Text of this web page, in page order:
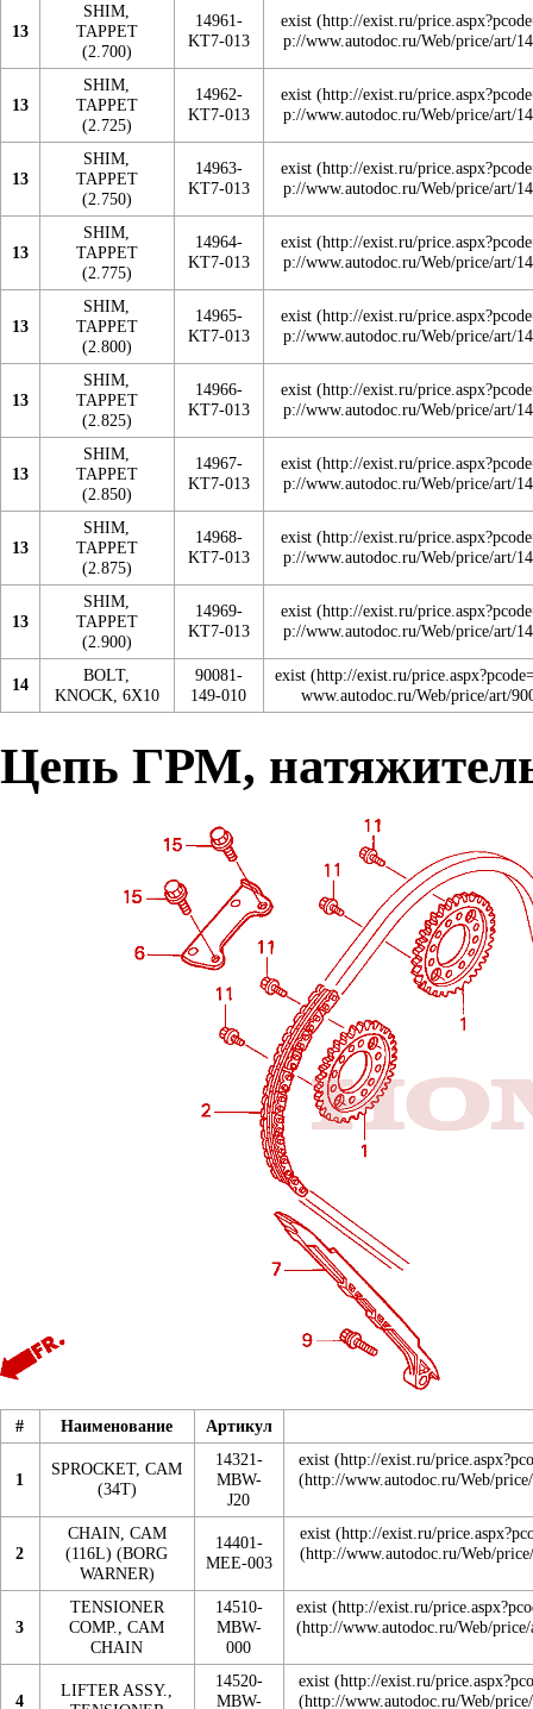
13
SHIM,
TAPPET
(2.700)
14961-
KT7-013
exist
13
SHIM,
TAPPET
(2.725)
14962-
KT7-013
exist
13
SHIM,
TAPPET
(2.750)
14963-
KT7-013
exist
13
SHIM,
TAPPET
(2.775)
14964-
KT7-013
exist
13
SHIM,
TAPPET
(2.800)
14965-
KT7-013
exist
13
SHIM,
TAPPET
(2.825)
14966-
KT7-013
exist
13
SHIM,
TAPPET
(2.850)
14967-
KT7-013
exist
13
SHIM,
TAPPET
(2.875)
14968-
KT7-013
exist
13
SHIM,
TAPPET
(2.900)
14969-
KT7-013
exist
14
BOLT,
KNOCK, 6X10
90081-
149-010
exist
Цепь ГРМ,
# Наименование Артикул
1
SPROCKET, CAM
(34T)
14321-
MBW-
J20
exist
2
CHAIN, CAM
(116L) (BORG
WARNER)
14401-
MEE-003
exist
3
TENSIONER
COMP., CAM
CHAIN
14510-
MBW-
000
exist
4
LIFTER ASSY.,
14520-
MBW-
exist